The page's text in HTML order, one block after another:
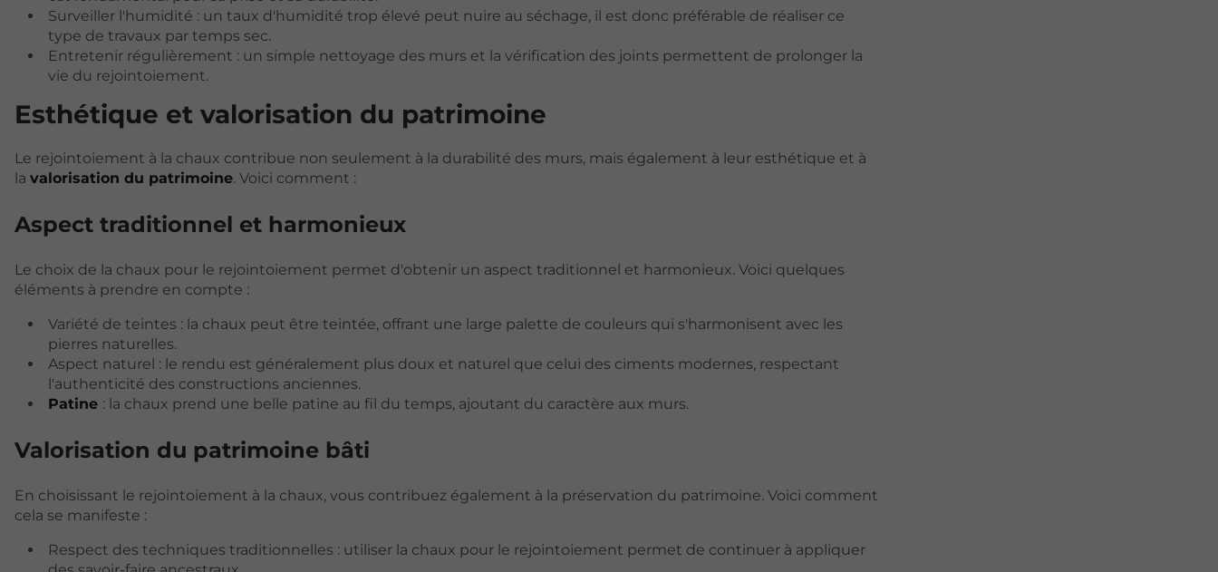
Surveiller l'humidité : un taux d'humidité trop élevé peut nuire au séchage, il est donc préférable de réaliser ce
type de travaux par temps sec.
Entretenir régulièrement : un simple nettoyage des murs et la vérification des joints permettent de prolonger la
vie du rejointoiement.
Esthétique et valorisation du patrimoine
Le rejointoiement à la chaux contribue non seulement à la durabilité des murs, mais également à leur esthétique et à
la valorisation du patrimoine. Voici comment :
Aspect traditionnel et harmonieux
Le choix de la chaux pour le rejointoiement permet d'obtenir un aspect traditionnel et harmonieux. Voici quelques
éléments à prendre en compte :
Variété de teintes : la chaux peut être teintée, offrant une large palette de couleurs qui s'harmonisent avec les
pierres naturelles.
Aspect naturel : le rendu est généralement plus doux et naturel que celui des ciments modernes, respectant
l'authenticité des constructions anciennes.
Patine : la chaux prend une belle patine au fil du temps, ajoutant du caractère aux murs.
Valorisation du patrimoine bâti
En choisissant le rejointoiement à la chaux, vous contribuez également à la préservation du patrimoine. Voici comment
cela se manifeste :
Respect des techniques traditionnelles : utiliser la chaux pour le rejointoiement permet de continuer à appliquer